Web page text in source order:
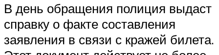
В день обращения полиция выдаст
справку о факте составления
заявления в связи с кражей билета.